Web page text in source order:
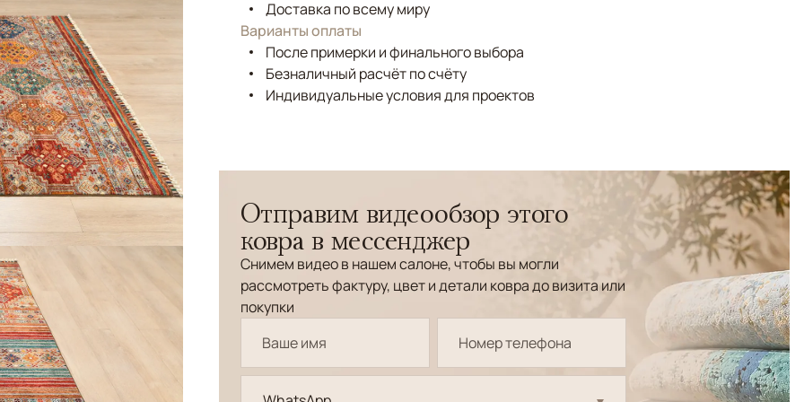
Доставка по всему миру
Варианты оплаты
После примерки и финального выбора
Безналичный расчёт по счёту
Индивидуальные условия для проектов
Отправим видеообзор этого
ковра в мессенджер
Снимем видео в нашем салоне, чтобы вы могли
рассмотреть фактуру, цвет и детали ковра до визита или
покупки